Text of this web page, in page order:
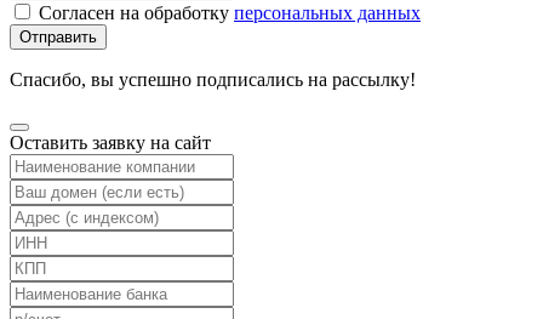
Согласен на обработку персональных данных
Отправить
Спасибо, вы успешно подписались на рассылку!
Оставить заявку на сайт